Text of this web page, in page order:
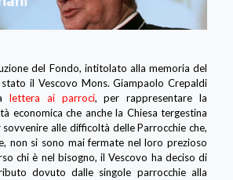
del Fondo, intitolato alla memoria del
stato il Vescovo Mons. Giampaolo Crepaldi
lettera ai parroci, per rappresentare la
economica che anche la Chiesa tergestina
alle difficoltà delle Parrocchie che,
non si sono mai fermate nel loro prezioso
chi è nel bisogno, il Vescovo ha deciso di
dovuto dalle singole parrocchie alla